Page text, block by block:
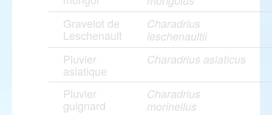
Gravelot de
Leschenault
Charadrius
leschenaultii
Pluvier
asiatique
Charadrius asiaticus
Pluvier
guignard
Charadrius
morinellus